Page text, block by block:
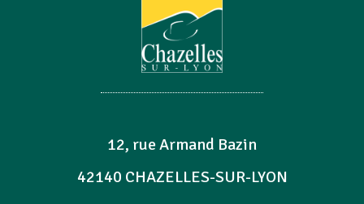
12, rue Armand Bazin
42140 CHAZELLES-SUR-LYON